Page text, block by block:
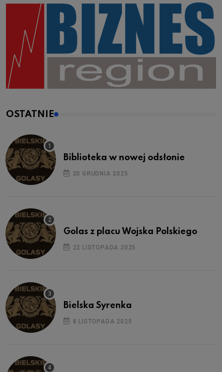
OSTATNIE
Biblioteka w nowej odsłonie
20 GRUDNIA 2025
Golas z placu Wojska Polskiego
22 LISTOPADA 2025
Bielska Syrenka
8 LISTOPADA 2025